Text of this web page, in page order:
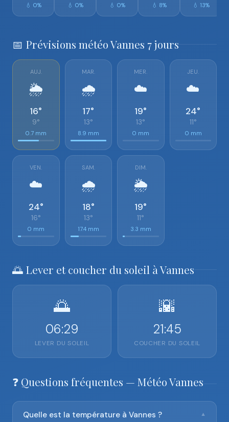
💧 0% 💧 0% 💧 0% 💧 8% 💧 13%
📅 Prévisions météo Vannes 7 jours
AUJ.
🌦️
16°
9°
0.7 mm
MAR.
🌧️
17°
13°
8.9 mm
MER.
☁️
19°
13°
0 mm
JEU.
☁️
24°
11°
0 mm
VEN.
☁️
24°
16°
0 mm
SAM.
🌧️
18°
13°
17.4 mm
DIM.
🌦️
19°
11°
3.3 mm
🌅 Lever et coucher du soleil à Vannes
🌅
06:29
LEVER DU SOLEIL
🌇
21:45
COUCHER DU SOLEIL
❓ Questions fréquentes — Météo Vannes
Quelle est la température à Vannes ? ▼